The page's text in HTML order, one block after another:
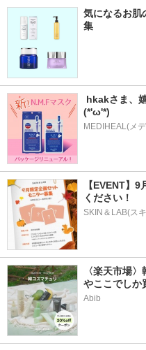
気になるお肌
集
hkakさま、
(*'ω'*)
MEDIHEAL(メ
【EVENT】
ください！
SKIN＆LAB(ス
〈楽天市場
やここでしか
Abib